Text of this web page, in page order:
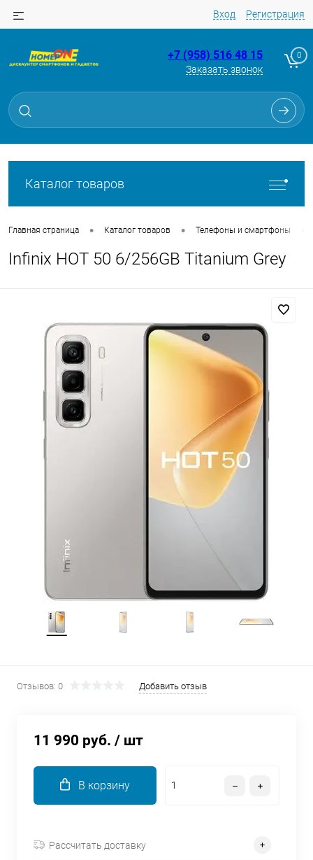
Вход Регистрация
+7 (958) 516 48 15
Заказать звонок
0
Каталог товаров
Главная страница • Каталог товаров • Телефоны и смартфоны
Infinix HOT 50 6/256GB Titanium Grey
Отзывов: 0 Добавить отзыв
11 990 руб. / шт
В корзину
Рассчитать доставку
Для клиентов всех банков
Разбейте
без переплат
Сегодня
Добавляйте товары
в корзину
Оплачивайте сегодня только
25% картой любого банка
списываться
по25
Подробнее
недели
plait.ru